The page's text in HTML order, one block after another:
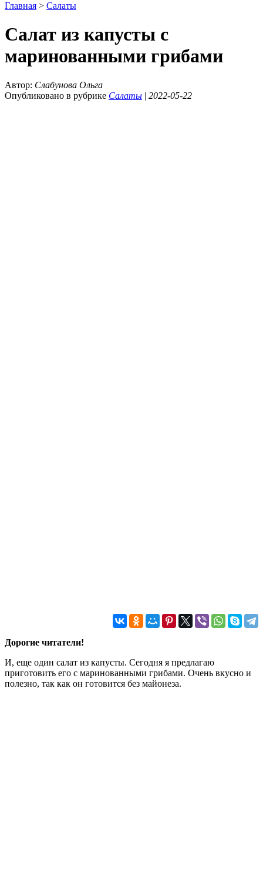
Главная > Салаты
Салат из капусты с
маринованными грибами
Автор: Слабунова Ольга
Опубликовано в рубрике Салаты | 2022-05-22
Дорогие читатели!
И, еще один салат из капусты. Сегодня я предлагаю
приготовить его с маринованными грибами. Очень вкусно и
полезно, так как он готовится без майонеза.